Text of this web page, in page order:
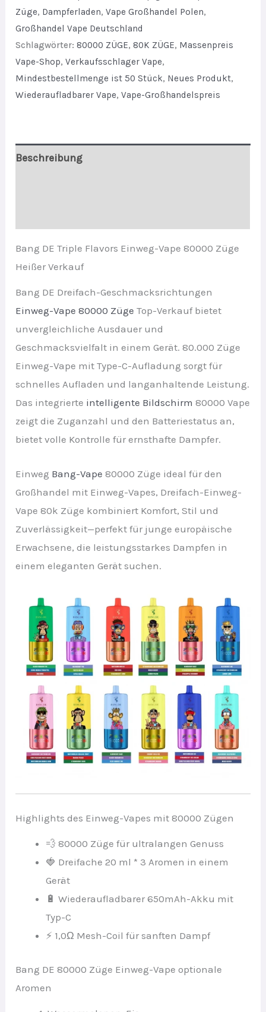
Vape
80000
Puffs
Hot
sale
quantity
Züge, Dampferladen,Vape Großhandel Polen,
Großhandel Vape Deutschland
Schlagwörter:80000 ZÜGE,80K ZÜGE, Massenpreis
Vape-Shop,Verkaufsschlager Vape,
Mindestbestellmenge ist 50 Stück, Neues Produkt,
Wiederaufladbarer Vape,Vape-Großhandelspreis
Beschreibung
Bang DE Triple Flavors Einweg-Vape 80000 Züge
Heißer Verkauf
Bang DE Dreifach-Geschmacksrichtungen
Einweg-Vape 80000 Züge Top-Verkauf bietet
unvergleichliche Ausdauer und
Geschmacksvielfalt in einem Gerät. 80.000 Züge
Einweg-Vape mit Type-C-Aufladung sorgt für
schnelles Aufladen und langanhaltende Leistung.
Das integrierte intelligente Bildschirm 80000 Vape
zeigt die Zuganzahl und den Batteriestatus an,
bietet volle Kontrolle für ernsthafte Dampfer.
Einweg Bang-Vape 80000 Züge ideal für den
Großhandel mit Einweg-Vapes, Dreifach-Einweg-
Vape 80k Züge kombiniert Komfort, Stil und
Zuverlässigkeit—perfekt für junge europäische
Erwachsene, die leistungsstarkes Dampfen in
einem eleganten Gerät suchen.
Highlights des Einweg-Vapes mit 80000 Zügen
💨 80000 Züge für ultralangen Genuss
🍓 Dreifache 20 ml * 3 Aromen in einem
Gerät
🔋 Wiederaufladbarer 650mAh-Akku mit
Typ-C
⚡ 1,0Ω Mesh-Coil für sanften Dampf
Bang DE 80000 Züge Einweg-Vape optionale
Aromen